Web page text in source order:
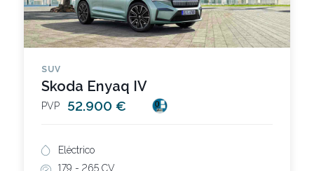
SUV
Skoda Enyaq IV
PVP 52.900 €
Eléctrico
179 - 265 CV